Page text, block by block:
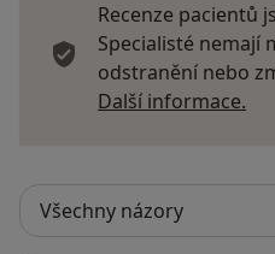
Recenze pacientů
Specialisté nemají
odstranění nebo
Další informace.